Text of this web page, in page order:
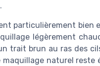
particulièrement bien
légèrement
trait brun au ras des
naturel reste